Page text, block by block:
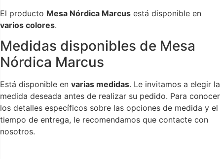
El producto Mesa Nórdica Marcus está disponible en
varios colores.
Medidas disponibles de Mesa
Nórdica Marcus
Está disponible en varias medidas. Le invitamos a elegir la
medida deseada antes de realizar su pedido. Para conocer
los detalles específicos sobre las opciones de medida y el
tiempo de entrega, le recomendamos que contacte con
nosotros.